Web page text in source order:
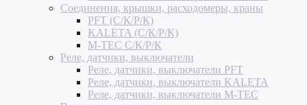
Соединения, крышки, расходомеры, краны
PFT (С/К/Р/К)
KALETA (С/К/Р/К)
M-TEC С/К/Р/К
Реле, датчики, выключатели
Реле, датчики, выключатели PFT
Реле, датчики, выключатели KALETA
Реле, датчики, выключатели M-TEC